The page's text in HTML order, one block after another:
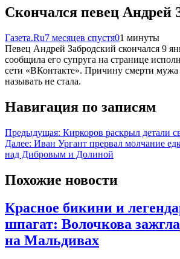
Скончался певец Андрей
Газета.Ru7 месяцев спустя01 минуты
Певец Андрей Забродский скончался 9
сообщила его супруга на странице
сети «ВКонтакте». Причину смерти мужа
называть не стала.
Навигация по записям
Предыдущая: Киркоров раскрыл детали
Далее: Иван Ургант прервал молчание
над Дибровым и Долиной
Похожие новости
Красное бикини и
шпагат: Волочкова зажгла
на Мальдивах